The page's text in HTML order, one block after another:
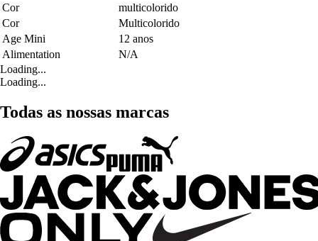
Cor
multicolorido
Cor
Multicolorido
Age Mini
12 anos
Alimentation
N/A
Loading...
Loading...
Todas as nossas marcas